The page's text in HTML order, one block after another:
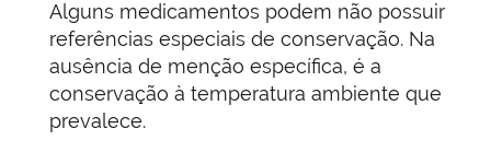
Alguns medicamentos podem não possuir
referências especiais de conservação. Na
ausência de menção específica, é a
conservação à temperatura ambiente que
prevalece.